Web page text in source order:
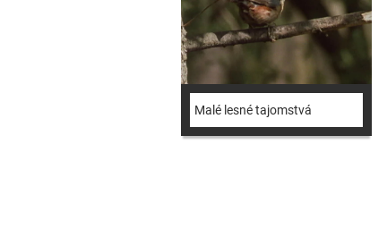
Malé lesné tajomstvá